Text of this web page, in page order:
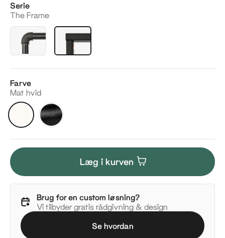
Serie
The Frame
Farve
Mat hvid
Mat
hvid
Mat
sort
Læg i kurven
Brug for en custom løsning?
Vi tilbyder gratis rådgivning & design
Se hvordan